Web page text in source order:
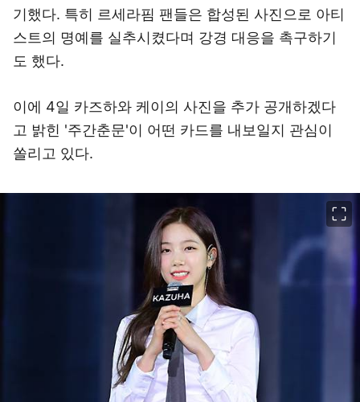
기했다. 특히 르세라핌 팬들은 합성된 사진으로 아티
스트의 명예를 실추시켰다며 강경 대응을 촉구하기
도 했다.
이에 4일 카즈하와 케이의 사진을 추가 공개하겠다
고 밝힌 '주간춘문'이 어떤 카드를 내보일지 관심이
쏠리고 있다.